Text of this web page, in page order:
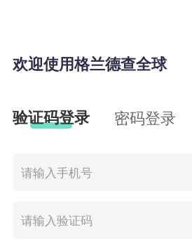
欢迎使用格兰德查全球
验证码登录 密码登录